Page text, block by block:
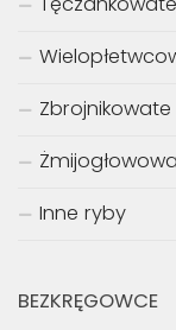
Zbrojnikowate
Inne ryby
BEZKRĘGOWCE